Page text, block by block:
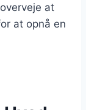
at
at opnå en